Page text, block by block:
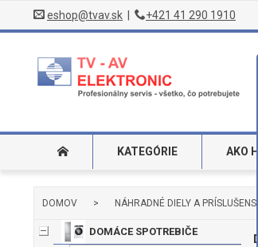
eshop@tvav.sk +421 41 290 1910
KATEGÓRIE AKO
DOMOV > NÁHRADNÉ DIELY A
DOMÁCE SPOTREBIČE